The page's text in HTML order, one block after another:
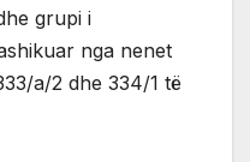
grupi i
nga nenet
a/2 dhe 334/1 të